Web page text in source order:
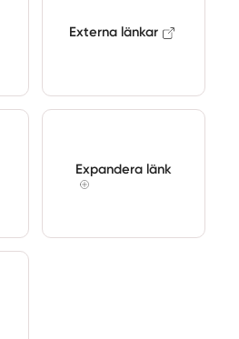
Externa länkar
Expandera länk